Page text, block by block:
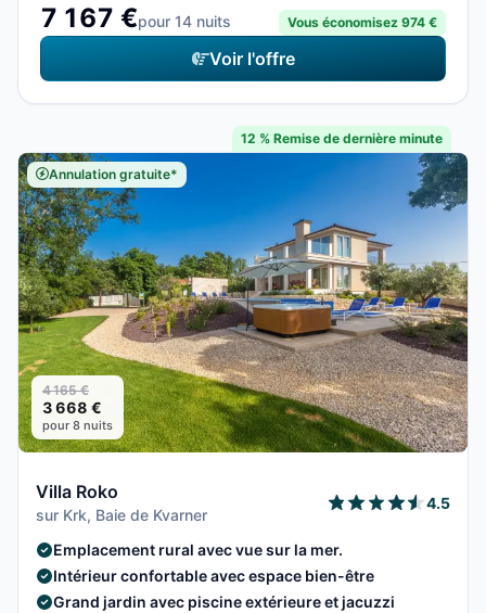
7 167 €pour 14 nuits Vous économisez 974 €
Voir l'offre
12 % Remise de dernière minute
Annulation gratuite*
4 165 €
3 668 €
pour 8 nuits
Villa Roko
sur Krk, Baie de Kvarner
4.5
Emplacement rural avec vue sur la mer.
Intérieur confortable avec espace bien-être
Grand jardin avec piscine extérieure et jacuzzi